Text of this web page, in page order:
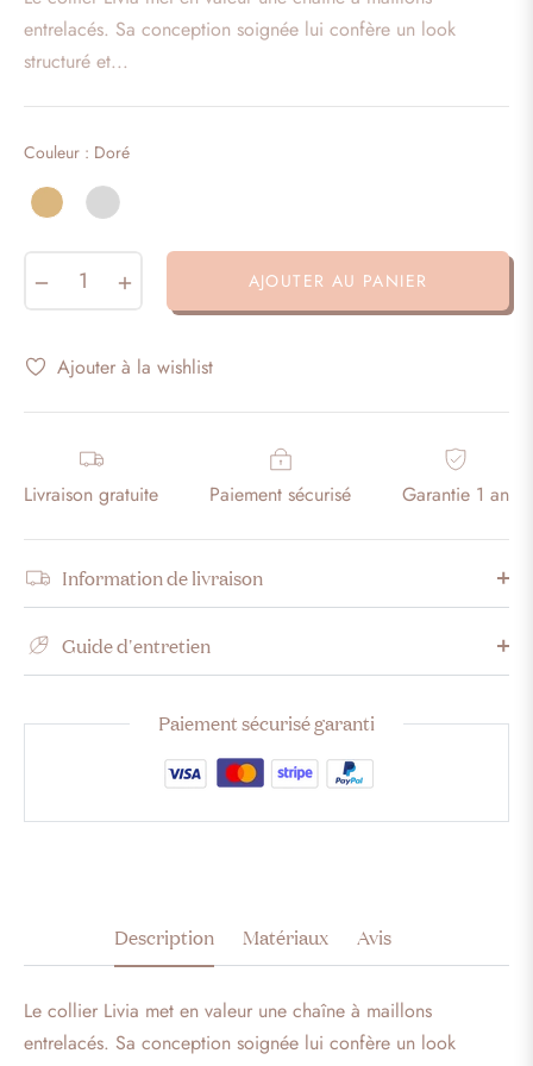
habituel
entrelacés. Sa conception soignée lui confère un look
structuré et...
Couleur : DoréCouleur
AJOUTER AU PANIER
Ajouter à la wishlist
Livraison gratuite Paiement sécurisé Garantie 1 an
Information de livraison
Guide d'entretien
Paiement sécurisé garanti
Description Matériaux Avis
Le collier Livia met en valeur une chaîne à maillons
entrelacés. Sa conception soignée lui confère un look